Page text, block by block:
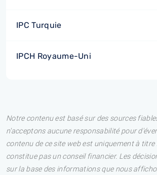
IPC Turquie
IPCH Royaume-Uni
Notre contenu est basé sur des sources
n'acceptons aucune responsabilité pour
contenu de ce site web est uniquement à
constitue pas un conseil financier. Les
sur la base des informations que nous